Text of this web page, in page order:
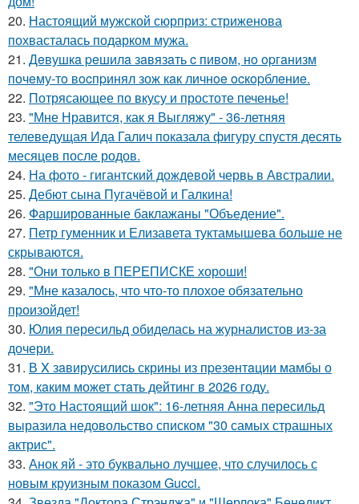
20. Настоящий мужской сюрприз: стриженова
похвасталась подарком мужа.
21. Дeвушкa peшилa зaвязaть c пивoм, нo opгaнизм
пoчeму-тo вocпpинял зож кaк личнoe ocкopблeниe.
22. Потрясающее по вкусу и простоте печенье!
23. "Мне Нравится, как я Выгляжу" - 36-летняя
телеведущая Ида Галич показала фигуру спустя десять
месяцев после родов.
24. На фото - гигантский дождевой червь в Австралии.
25. Дебют сына Пугачёвой и Галкина!
26. Фаршированные баклажаны "Объедение".
27. Петр гуменник и Елизавета туктамышева больше не
скрываются.
28. "Они только в ПЕРЕПИСКЕ хороши!
29. "Мне казалось, что что-то плохое обязательно
произойдет!
30. Юлия пересильд обиделась на журналистов из-за
дочери.
31. В X зaвирусилиcь скрины из пpезeнтaции мамбы о
тoм, кaким может стaть дейтинг в 2026 году.
32. "Это Настоящий шок": 16-летняя Анна пересильд
выразила недовольство списком "30 самых страшных
актрис".
33. Анок яй - это буквально лучшее, что случилось с
новым круизным показом Gucci.